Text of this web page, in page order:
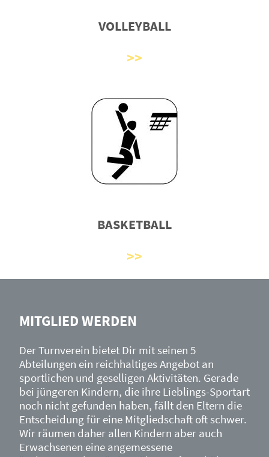
VOLLEYBALL
BASKETBALL
MITGLIED WERDEN
Der Turnverein bietet Dir mit seinen 5
Abteilungen ein reichhaltiges Angebot an
sportlichen und geselligen Aktivitäten. Gerade
bei jüngeren Kindern, die ihre Lieblings-Sportart
noch nicht gefunden haben, fällt den Eltern die
Entscheidung für eine Mitgliedschaft oft schwer.
Wir räumen daher allen Kindern aber auch
Erwachsenen eine angemessene